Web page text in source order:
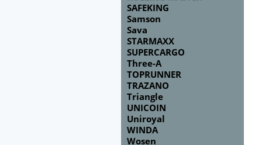
SAFEKING
Samson
Sava
STARMAXX
SUPERCARGO
Three-A
TOPRUNNER
TRAZANO
Triangle
UNICOIN
Uniroyal
WINDA
Wosen